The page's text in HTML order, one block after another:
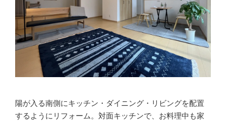
陽が入る南側にキッチン・ダイニング・リビングを配置
するようにリフォーム。対面キッチンで、お料理中も家